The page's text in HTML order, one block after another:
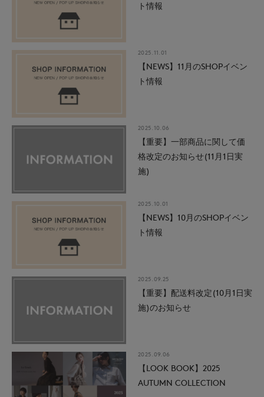
ト情報
2025.11.01
【NEWS】11月のSHOPイベン
ト情報
2025.10.06
【重要】一部商品に関して価
格改定のお知らせ(11月1日実
施)
2025.10.01
【NEWS】10月のSHOPイベン
ト情報
2025.09.25
【重要】配送料改定(10月1日実
施)のお知らせ
2025.09.06
【LOOK BOOK】2025
AUTUMN COLLECTION